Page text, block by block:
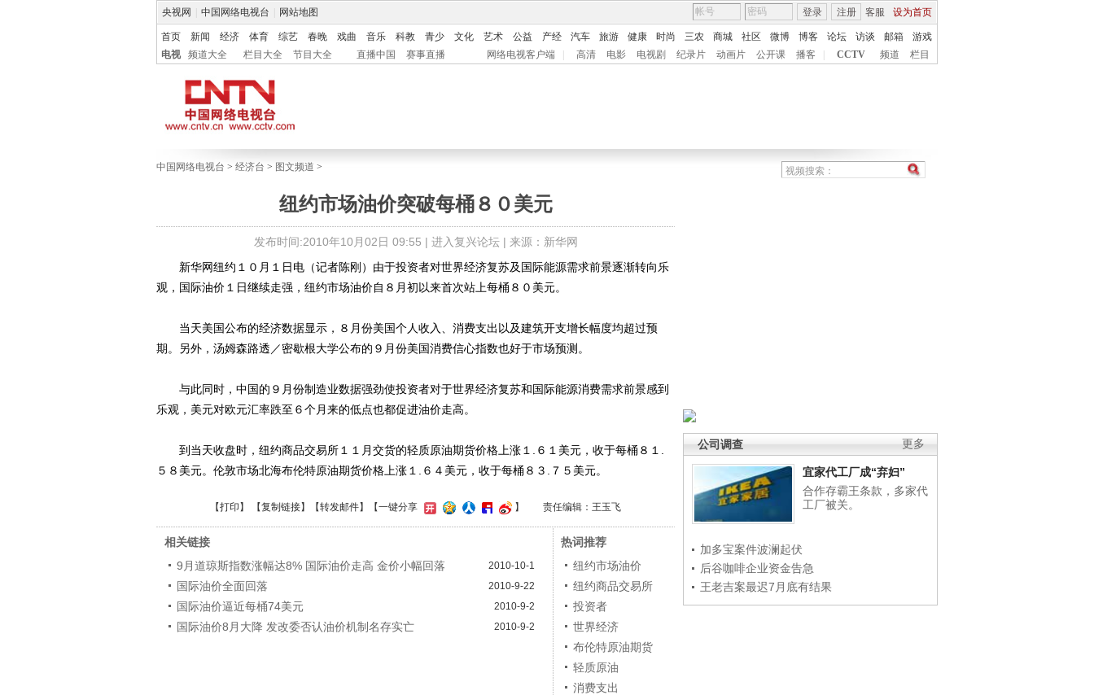
央视网 中国网络电视台 网站地图 客服 设为首页
登录 注册
首页 新闻 经济 体育 综艺 春晚 戏曲 音乐 科教 青少 文化 艺术 公益 产经 汽车 旅游 健康 时尚 三农 商城 社区 微博 博客 论坛 访谈 邮箱
游戏
电视
频道大全 栏目大全 节目大全 直播中国 赛事直播 网络电视客户端 高清 电影 电视剧 纪录片 动画片 公开课 播客 CCTV 频道 栏目
中国网络电视台 > 经济台 > 图文频道 >
纽约市场油价突破每桶８０美元
发布时间:2010年10月02日 09:55 | 进入复兴论坛| 来源：新华网
更多
公司调查
宜家代工厂成“弃妇”
合作存霸王条款，多家代
工厂被关。
加多宝案件波澜起伏
后谷咖啡企业资金告急
王老吉案最迟7月底有结果
新华网纽约１０月１日电（记者陈刚）由于投资者对世界经济复苏及国际能源需求前景逐渐转向乐
观，国际油价１日继续走强，纽约市场油价自８月初以来首次站上每桶８０美元。
当天美国公布的经济数据显示，８月份美国个人收入、消费支出以及建筑开支增长幅度均超过预
期。另外，汤姆森路透／密歇根大学公布的９月份美国消费信心指数也好于市场预测。
与此同时，中国的９月份制造业数据强劲使投资者对于世界经济复苏和国际能源消费需求前景感到
乐观，美元对欧元汇率跌至６个月来的低点也都促进油价走高。
到当天收盘时，纽约商品交易所１１月交货的轻质原油期货价格上涨１.６１美元，收于每桶８１.
５８美元。伦敦市场北海布伦特原油期货价格上涨１.６４美元，收于每桶８３.７５美元。
【打印 】 【复制链接】【转发邮件】 【一键分享 】 责任编辑：王玉飞
相关链接
9月道琼斯指数涨幅达8% 国际油价走高 金价小幅回落
2010-10-1
国际油价全面回落 2010-9-22
国际油价逼近每桶74美元 2010-9-2
国际油价8月大降 发改委否认油价机制名存实亡 2010-9-2
热词推荐
纽约市场油价
纽约商品交易所
投资者
世界经济
布伦特原油期货
轻质原油
消费支出